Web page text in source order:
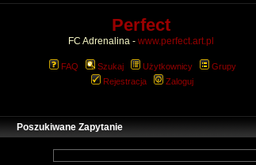
Perfect
FC Adrenalina - www.perfect.art.pl
FAQ Szukaj Użytkownicy
Grupy
Rejestracja
Zaloguj
Poszukiwane Zapytanie